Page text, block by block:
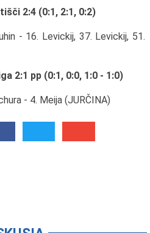
2:4 (0:1, 2:1, 0:2)
- 16. Levickij, 37. Levickij, 51.
2:1 pp (0:1, 0:0, 1:0 - 1:0)
- 4. Meija (JURČINA)